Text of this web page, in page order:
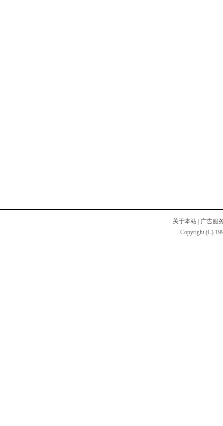
关于本站
广告服
Copyright (C)